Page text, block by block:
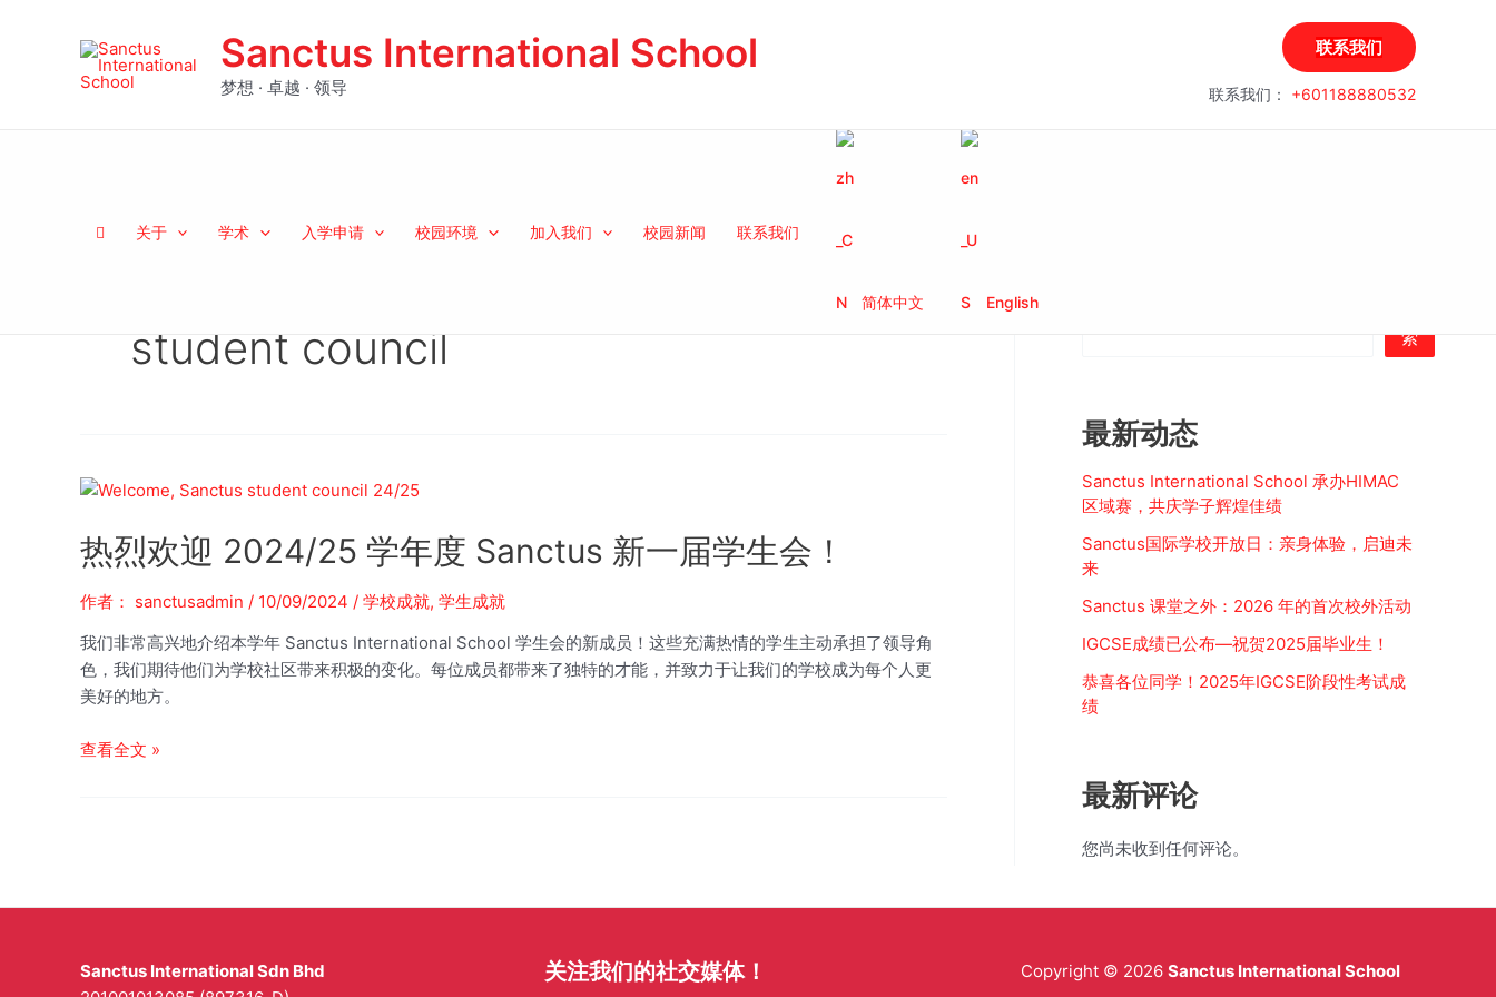
Sanctus International School
梦想 · 卓越 · 领导
联系我们
联系我们： +601188880532
关于 学术 入学申请 校园环境 加入我们 校园新闻 联系我们
简体中文 English
student council
热烈欢迎 2024/25 学年度 Sanctus 新一届学生会！
作者： sanctusadmin / 10/09/2024 / 学校成就, 学生成就
我们非常高兴地介绍本学年 Sanctus International School 学生会的新成员！这些充满热情的学生主动承担了领导角
色，我们期待他们为学校社区带来积极的变化。每位成员都带来了独特的才能，并致力于让我们的学校成为每个人更
美好的地方。
热
年
Sanctus
新
查看全文 »
索
最新动态
Sanctus International School 承办HIMAC
区域赛，共庆学子辉煌佳绩
Sanctus国际学校开放日：亲身体验，启迪未
来
Sanctus 课堂之外：2026 年的首次校外活动
IGCSE成绩已公布—祝贺2025届毕业生！
恭喜各位同学！2025年IGCSE阶段性考试成
绩
最新评论
您尚未收到任何评论。
Sanctus International Sdn Bhd
关注我们的社交媒体！ Copyright © 2026 Sanctus International School